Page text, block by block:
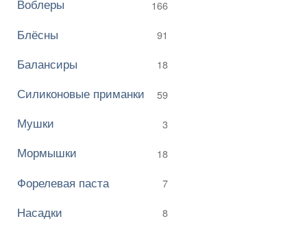
Воблеры 166
Блёсны 91
Балансиры 18
Силиконовые приманки 59
Мушки 3
Мормышки 18
Форелевая паста 7
Насадки 8